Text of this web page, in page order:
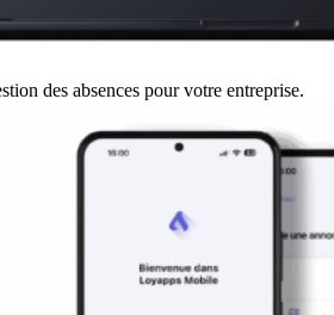
des absences pour votre entreprise.